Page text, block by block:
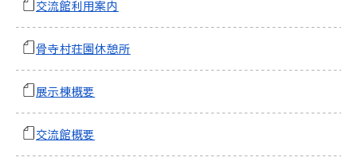
交流館利用案内
骨寺村荘園休憩所
展示棟概要
交流館概要